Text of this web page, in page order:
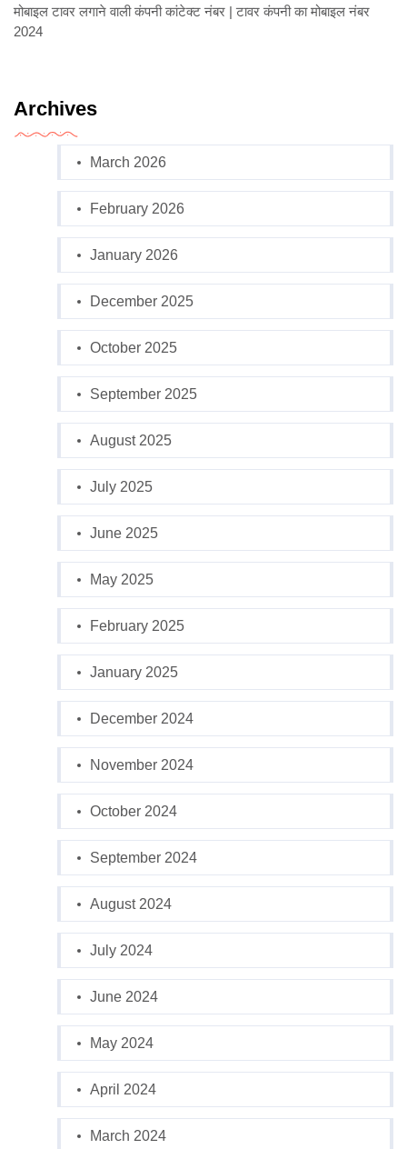
मोबाइल टावर लगाने वाली कंपनी कांटेक्ट नंबर | टावर कंपनी का मोबाइल नंबर
2024
Archives
March 2026
February 2026
January 2026
December 2025
October 2025
September 2025
August 2025
July 2025
June 2025
May 2025
February 2025
January 2025
December 2024
November 2024
October 2024
September 2024
August 2024
July 2024
June 2024
May 2024
April 2024
March 2024